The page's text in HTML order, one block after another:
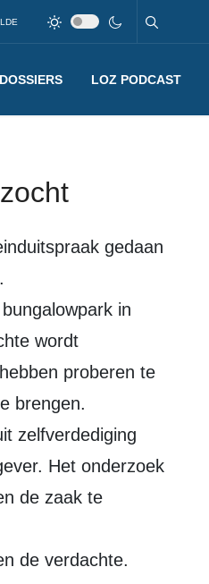
DOSSIERS LOZ PODCAST
in
wordt
proberen te
brengen.
zelfverdediging
Het onderzoek
de zaak te
de verdachte.